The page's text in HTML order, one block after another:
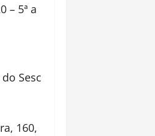
– 5ª a
Sesc
160,